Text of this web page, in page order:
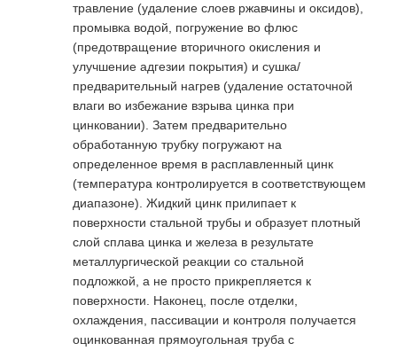
травление (удаление слоев ржавчины и оксидов),
промывка водой, погружение во флюс
(предотвращение вторичного окисления и
улучшение адгезии покрытия) и сушка/
предварительный нагрев (удаление остаточной
влаги во избежание взрыва цинка при
цинковании). Затем предварительно
обработанную трубку погружают на
определенное время в расплавленный цинк
(температура контролируется в соответствующем
диапазоне). Жидкий цинк прилипает к
поверхности стальной трубы и образует плотный
слой сплава цинка и железа в результате
металлургической реакции со стальной
подложкой, а не просто прикрепляется к
поверхности. Наконец, после отделки,
охлаждения, пассивации и контроля получается
оцинкованная прямоугольная труба с